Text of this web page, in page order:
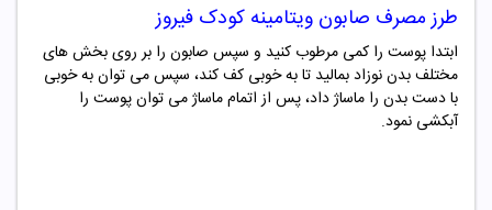
طرز مصرف صابون ویتامینه کودک فیروز
ابتدا پوست را کمی مرطوب کنید و سپس صابون را بر روی بخش های
مختلف بدن نوزاد بمالید تا به خوبی کف کند، سپس می توان به خوبی
با دست بدن را ماساژ داد، پس از اتمام ماساژ می توان پوست را
آبکشی نمود.